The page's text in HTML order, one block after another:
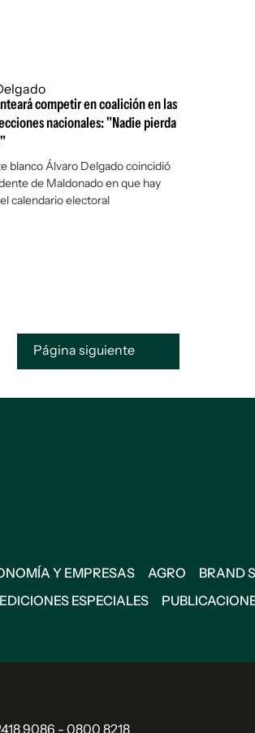
competir en coalición en las
nacionales: "Nadie pierda
blanco Álvaro Delgado coincidió
de Maldonado en que hay
calendario electoral
Página siguiente
Y EMPRESAS AGRO BRAND
EDICIONES ESPECIALES
9086 - 0800 8218